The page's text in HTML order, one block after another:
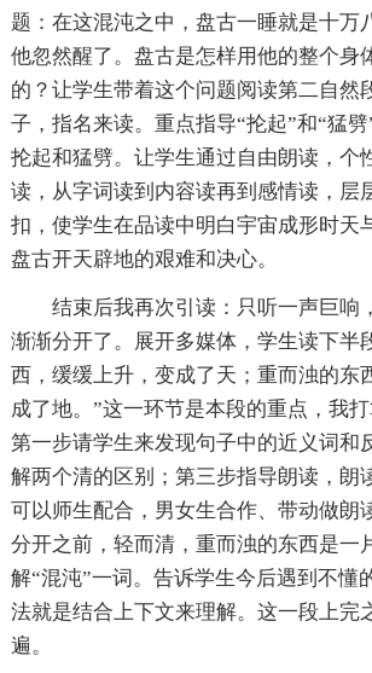
题：在这混沌之中，盘古一睡就是十万
他忽然醒了。盘古是怎样用他的整个身
的？让学生带着这个问题阅读第二自然
子，指名来读。重点指导“抡起”和“猛劈
抡起和猛劈。让学生通过自由朗读，个
读，从字词读到内容读再到感情读，层
扣，使学生在品读中明白宇宙成形时天
盘古开天辟地的艰难和决心。
结束后我再次引读：只听一声巨响
渐渐分开了。展开多媒体，学生读下半
西，缓缓上升，变成了天；重而浊的东
成了地。”这一环节是本段的重点，我打
第一步请学生来发现句子中的近义词和
解两个清的区别；第三步指导朗读，朗
可以师生配合，男女生合作、带动做朗
分开之前，轻而清，重而浊的东西是一
解“混沌”一词。告诉学生今后遇到不懂
法就是结合上下文来理解。这一段上完
遍。